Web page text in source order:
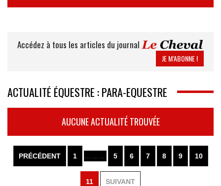
Accédez à tous les articles du journal
JE M’ABONNE !
ACTUALITÉ ÉQUESTRE : PARA-EQUESTRE
AUCUNE ACTUALITÉ TROUVÉE
PRÉCÉDENT 1 ... ... ... 5 6 7 8 9 10
11 SUIVANT